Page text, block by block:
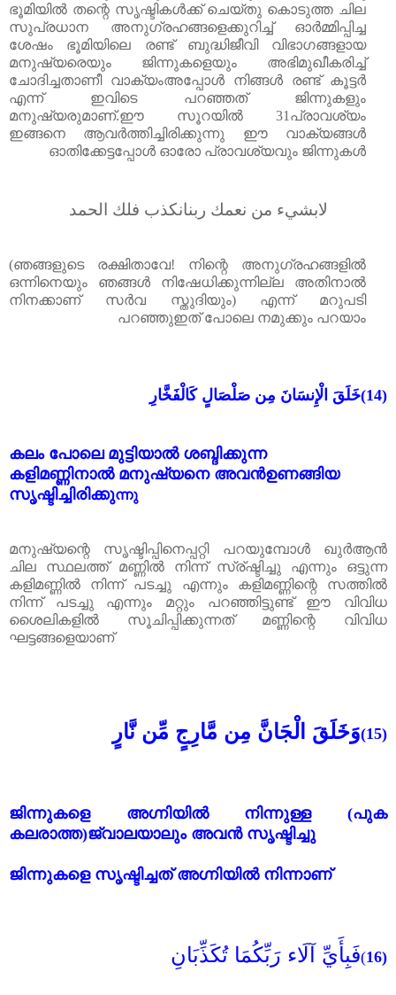
ഭൂമിയിൽ തന്റെ സൃഷ്ടികൾക്ക് ചെയ്തു കൊടുത്ത ചില
സുപ്രധാന അനുഗ്രഹങ്ങളെക്കുറിച്ച് ഓർമ്മിപ്പിച്ച
ശേഷം ഭൂമിയിലെ രണ്ട് ബുദ്ധിജീവി വിഭാഗങ്ങളായ
മനുഷ്യരെയും ജിന്നുകളെയും അഭിമുഖീകരിച്ച്
ചോദിച്ചതാണീ വാക്യംഅപ്പോൾ നിങ്ങൾ രണ്ട് കൂട്ടർ
എന്ന് ഇവിടെ പറഞ്ഞത് ജിന്നുകളും
മനുഷ്യരുമാണ്.ഈ സൂറയിൽ 31പ്രാവശ്യം
ഇങ്ങനെ ആവർത്തിച്ചിരിക്കുന്നു ഈ വാക്യങ്ങൾ
ഓതിക്കേട്ടപ്പോൾ ഓരോ പ്രാവശ്യവും ജിന്നുകൾ
لابشيء من نعمك ربنانكذب فلك الحمد
(ഞങ്ങളുടെ രക്ഷിതാവേ! നിന്റെ അനുഗ്രഹങ്ങളിൽ
ഒന്നിനെയും ഞങ്ങൾ നിഷേധിക്കുന്നില്ല അതിനാൽ
നിനക്കാണ് സർവ സ്തുദിയും) എന്ന് മറുപടി
പറഞ്ഞുഇത് പോലെ നമുക്കും പറയാം
خَلَقَ الْإِنسَانَ مِن صَلْصَالٍ كَالْفَخَّارِ(14)
കലം പോലെ മുട്ടിയാൽ ശബ്ദിക്കുന്ന
ഉണങ്ങിയ
കളിമണ്ണിനാൽ മനുഷ്യനെ അവൻ
സൃഷ്ടിച്ചിരിക്കുന്നു
മനുഷ്യന്റെ സൃഷ്ടിപ്പിനെപ്പറ്റി പറയുമ്പോൾ ഖുർആൻ
ചില സ്ഥലത്ത് മണ്ണിൽ നിന്ന് സ്ര്‌ഷ്ടിച്ചു എന്നും ഒട്ടുന്ന
കളിമണ്ണിൽ നിന്ന് പടച്ചു എന്നും കളിമണ്ണിന്റെ സത്തിൽ
നിന്ന് പടച്ചു എന്നും മറ്റും പറഞ്ഞിട്ടുണ്ട് ഈ വിവിധ
ശൈലികളിൽ സൂചിപ്പിക്കുന്നത് മണ്ണിന്റെ വിവിധ
ഘട്ടങ്ങളെയാണ്
وَخَلَقَ الْجَانَّ مِن مَّارِجٍ مِّن نَّارٍ(15)
ജിന്നുകളെ അഗ്നിയിൽ നിന്നുള്ള (പുക
കലരാത്ത)ജ്വാലയാലും അവൻ സൃഷ്ടിച്ചു
ജിന്നുകളെ സൃഷ്ടിച്ചത് അഗ്നിയിൽ നിന്നാണ്
فَبِأَيِّ آلَاء رَبِّكُمَا تُكَذِّبَانِ(16)